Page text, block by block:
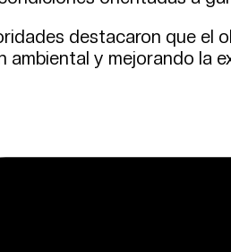
destacaron que el
ambiental y mejorando la